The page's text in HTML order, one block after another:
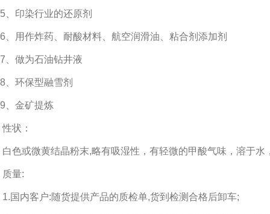
5、印染行业的还原剂
6、用作炸药、耐酸材料、航空润滑油、粘合剂添加剂
7、做为石油钻井液
8、环保型融雪剂
9、金矿提炼
性状：
白色或微黄结晶粉末,略有吸湿性，有轻微的甲酸气味，溶于
质量:
1.国内客户:随货提供产品的质检单,货到检测合格后卸车;